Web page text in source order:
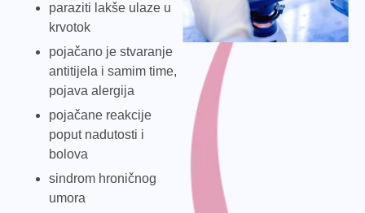
paraziti lakše ulaze u
krvotok
pojačano je stvaranje
antitijela i samim time,
pojava alergija
pojačane reakcije
poput nadutosti i
bolova
sindrom hroničnog
umora